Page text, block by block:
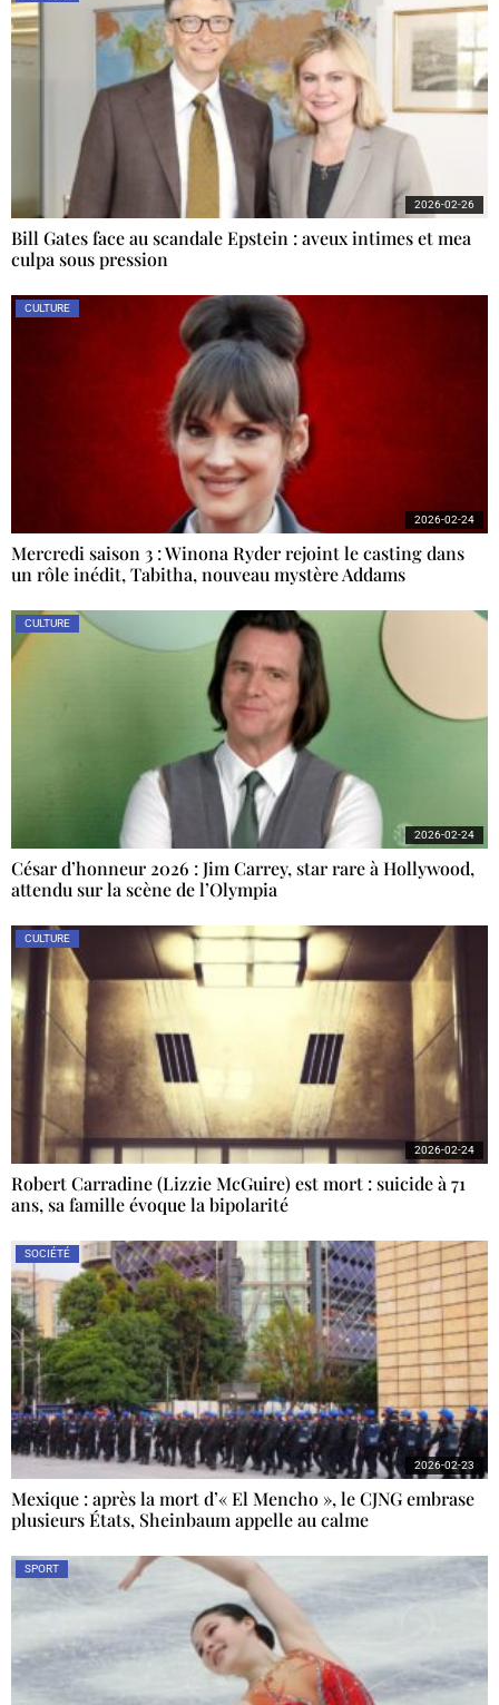
Bill Gates face au scandale Epstein : aveux intimes et mea
culpa sous pression
2026-02-26
CULTURE
Mercredi saison 3 : Winona Ryder rejoint le casting dans
un rôle inédit, Tabitha, nouveau mystère Addams
2026-02-24
CULTURE
César d’honneur 2026 : Jim Carrey, star rare à Hollywood,
attendu sur la scène de l’Olympia
2026-02-24
CULTURE
Robert Carradine (Lizzie McGuire) est mort : suicide à 71
ans, sa famille évoque la bipolarité
2026-02-24
SOCIÉTÉ
Mexique : après la mort d’« El Mencho », le CJNG embrase
plusieurs États, Sheinbaum appelle au calme
2026-02-23
SPORT